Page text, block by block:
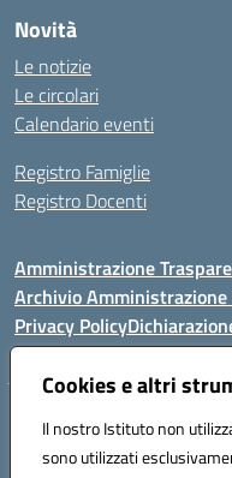
Cookies e altri
Il nostro Istituto non
sono utilizzati
Novità
Le notizie
Le circolari
Calendario eventi
Registro Famiglie
Registro Docenti
Amministrazione
Archivio
Privacy Policy
Istituto Comprensivo Statale
Via Cupa Campanariello, 5 -